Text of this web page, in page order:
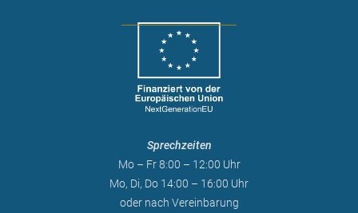
Sprechzeiten
Mo – Fr 8:00 – 12:00 Uhr
Mo, Di, Do 14:00 – 16:00 Uhr
oder nach Vereinbarung